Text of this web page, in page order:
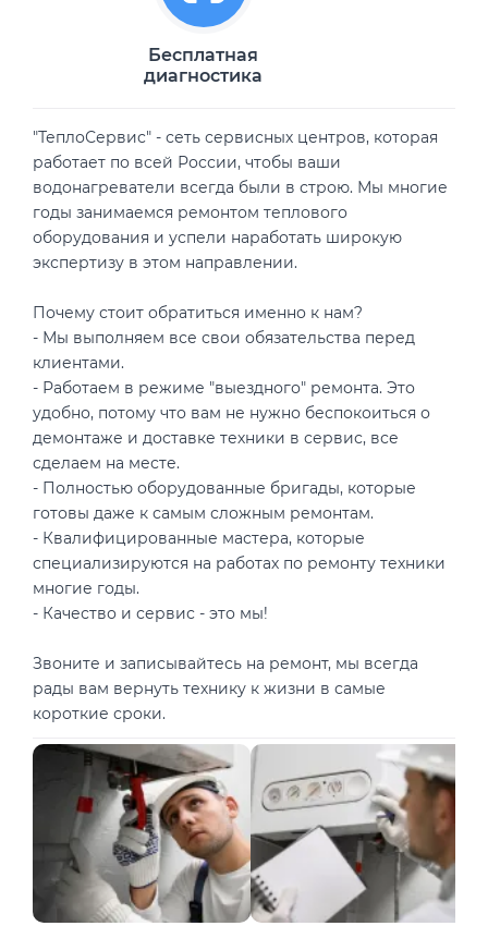
Бесплатная
диагностика
"ТеплоСервис" - сеть сервисных центров, которая
работает по всей России, чтобы ваши
водонагреватели всегда были в строю. Мы многие
годы занимаемся ремонтом теплового
оборудования и успели наработать широкую
экспертизу в этом направлении.
Почему стоит обратиться именно к нам?
- Мы выполняем все свои обязательства перед
клиентами.
- Работаем в режиме "выездного" ремонта. Это
удобно, потому что вам не нужно беспокоиться о
демонтаже и доставке техники в сервис, все
сделаем на месте.
- Полностью оборудованные бригады, которые
готовы даже к самым сложным ремонтам.
- Квалифицированные мастера, которые
специализируются на работах по ремонту техники
многие годы.
- Качество и сервис - это мы!
Звоните и записывайтесь на ремонт, мы всегда
рады вам вернуть технику к жизни в самые
короткие сроки.